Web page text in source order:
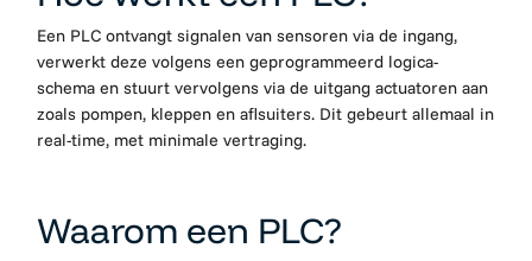
Een PLC ontvangt signalen van sensoren via de ingang,
verwerkt deze volgens een geprogrammeerd logica-
schema en stuurt vervolgens via de uitgang actuatoren aan
zoals pompen, kleppen en aflsuiters. Dit gebeurt allemaal in
real-time, met minimale vertraging.
Waarom een PLC?